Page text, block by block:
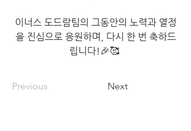
이너스 도드람팀의 그동안의 노력과 열정
을 진심으로 응원하며, 다시 한 번 축하드
립니다! 🎉🥰
Previous Next